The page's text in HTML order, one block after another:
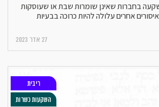
בחברות שאינן שומרות שבת או שעוסקות
אחרים עלולה להיות כרוכה בבעיות
27 אדר 2023
ריבית
השקעות כשרות